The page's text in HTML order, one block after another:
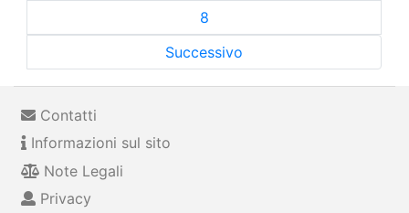
8
Successivo
Contatti
Informazioni sul sito
Note Legali
Privacy